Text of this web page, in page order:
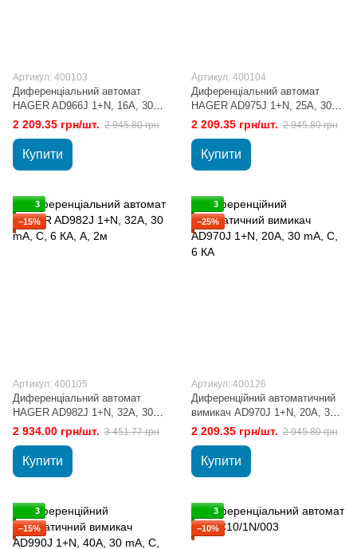
Артикул: 400103
Диференціальний автомат
HAGER AD966J 1+N, 16A, 30
mA, С, 6 КА, A, 2м
2 209.35 грн/шт. 2 945.80 грн
Купити
Артикул: 400104
Диференціальний автомат
HAGER AD975J 1+N, 25A, 30
mA, С, 6 КА, A, 2м
2 209.35 грн/шт. 2 945.80 грн
Купити
3
−15%
Артикул: 400105
Диференціальний автомат
HAGER AD982J 1+N, 32A, 30
mA, С, 6 КА, A, 2м
2 934.00 грн/шт. 3 451.77 грн
Купити
3
−25%
Артикул: 400126
Диференційний автоматичний
вимикач AD970J 1+N, 20A, 30
mA, С, 6 КА
2 209.35 грн/шт. 2 945.80 грн
Купити
3
−15%
3
−10%